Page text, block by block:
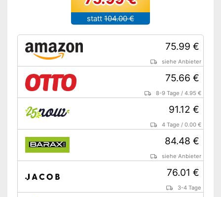
statt 104.00 €
75.99 €
siehe Anbieter
75.66 €
8-9 Tage /4.95 €
91.12 €
4 Tage /0.00 €
84.48 €
siehe Anbieter
76.01 €
3-4 Tage